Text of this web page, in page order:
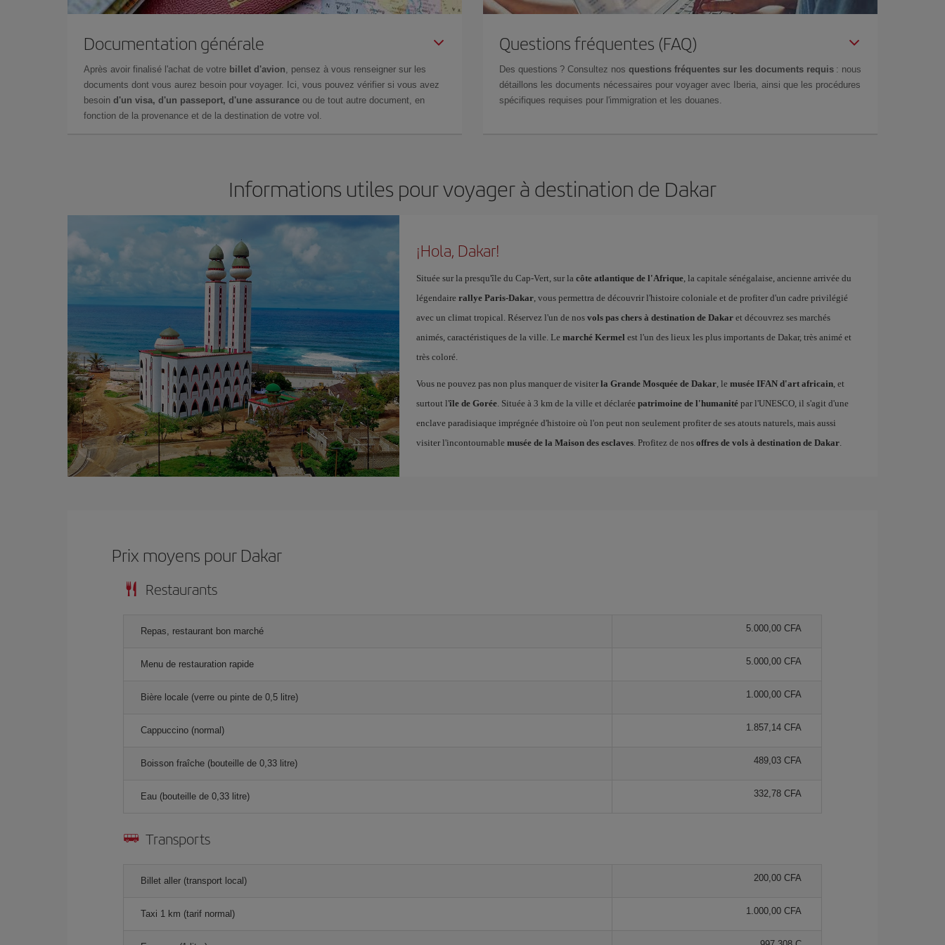
Documentation générale
Après avoir finalisé l'achat de votre billet d'avion, pensez à vous renseigner sur les
documents dont vous aurez besoin pour voyager. Ici, vous pouvez vérifier si vous avez
besoin d'un visa, d'un passeport, d'une assurance ou de tout autre document, en
fonction de la provenance et de la destination de votre vol.
Questions fréquentes (FAQ)
Des questions ? Consultez nos questions fréquentes sur les documents requis : nous
détaillons les documents nécessaires pour voyager avec Iberia, ainsi que les procédures
spécifiques requises pour l'immigration et les douanes.
Informations utiles pour voyager à destination de Dakar
¡Hola, Dakar!
Située sur la presqu'île du Cap-Vert, sur la côte atlantique de l'Afrique, la capitale sénégalaise, ancienne arrivée du
légendaire rallye Paris-Dakar, vous permettra de découvrir l'histoire coloniale et de profiter d'un cadre privilégié
avec un climat tropical. Réservez l'un de nos vols pas chers à destination de Dakaret découvrez ses marchés
animés, caractéristiques de la ville. Le marché Kermel est l'un des lieux les plus importants de Dakar, très animé et
très coloré.
Vous ne pouvez pas non plus manquer de visiter la Grande Mosquée de Dakar, le musée IFAN d'art africain, et
surtout l'île de Gorée. Située à 3 km de la ville et déclarée patrimoine de l'humanitépar l'UNESCO, il s'agit d'une
enclave paradisiaque imprégnée d'histoire où l'on peut non seulement profiter de ses atouts naturels, mais aussi
visiter l'incontournable musée de la Maison des esclaves. Profitez de nos offres de vols à destination de Dakar.
Prix ​​moyens pour Dakar
Restaurants
Repas, restaurant bon marché 5.000,00 CFA
Menu de restauration rapide 5.000,00 CFA
Bière locale (verre ou pinte de 0,5 litre) 1.000,00 CFA
Cappuccino (normal) 1.857,14 CFA
Boisson fraîche (bouteille de 0,33 litre) 489,03 CFA
Eau (bouteille de 0,33 litre) 332,78 CFA
Transports
Billet aller (transport local) 200,00 CFA
Taxi 1 km (tarif normal) 1.000,00 CFA